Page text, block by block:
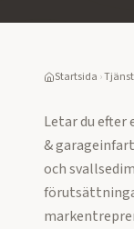
Startsida ›
Letar du
&
och